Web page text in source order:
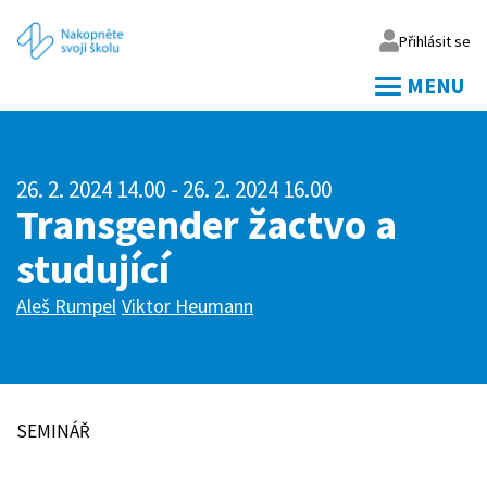
Přihlásit se
Vaše heslo
MENU
26. 2. 2024 14.00 - 26. 2. 2024 16.00
Transgender žactvo a
studující
Aleš Rumpel Viktor Heumann
SEMINÁŘ